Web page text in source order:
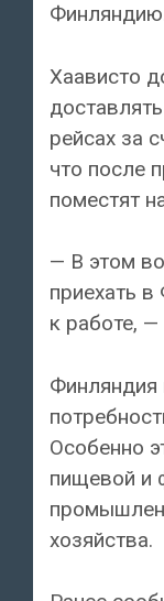
Хаависто
рейсах за
что после
поместят
— В этом
приехать
к работе,
Финляндия
Особенно
пищевой и
хозяйства.